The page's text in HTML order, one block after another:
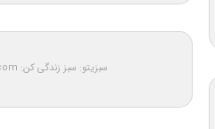
سبزیتو: سبز زندگی کن: Sabzito.com